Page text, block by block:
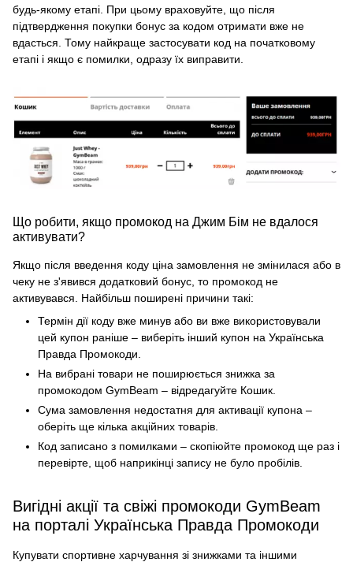
будь-якому етапі. При цьому враховуйте, що після
підтвердження покупки бонус за кодом отримати вже не
вдасться. Тому найкраще застосувати код на початковому
етапі і якщо є помилки, одразу їх виправити.
Що робити, якщо промокод на Джим Бім не вдалося
активувати?
Якщо після введення коду ціна замовлення не змінилася або в
чеку не з'явився додатковий бонус, то промокод не
активувався. Найбільш поширені причини такі:
Термін дії коду вже минув або ви вже використовували
цей купон раніше – виберіть інший купон на Українська
Правда Промокоди.
На вибрані товари не поширюється знижка за
промокодом GymBeam – відредагуйте Кошик.
Сума замовлення недостатня для активації купона –
оберіть ще кілька акційних товарів.
Код записано з помилками – скопіюйте промокод ще раз і
перевірте, щоб наприкінці запису не було пробілів.
Вигідні акції та свіжі промокоди GymBeam
на порталі Українська Правда Промокоди
Купувати спортивне харчування зі знижками та іншими